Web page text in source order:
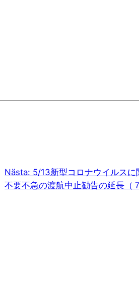
Nästa: 5/13新型コロナウイルスに
不要不急の渡航中止勧告の延長（